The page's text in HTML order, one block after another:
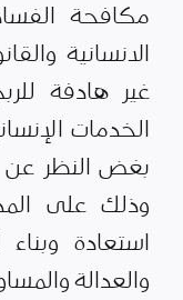
مكافحة
الانسانية
غير هادفة
الخدمات
بغض النظر عن
وذلك على
استعادة
والعدالة